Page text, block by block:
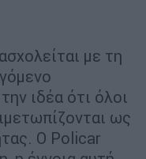
με τη
ιδέα ότι όλοι
ως
Ο Policar